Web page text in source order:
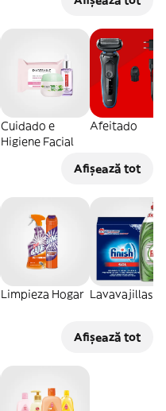
Cuidado e
Higiene Facial
Afeitado
Afișează tot
Limpieza Hogar Lavavajillas
Afișează tot